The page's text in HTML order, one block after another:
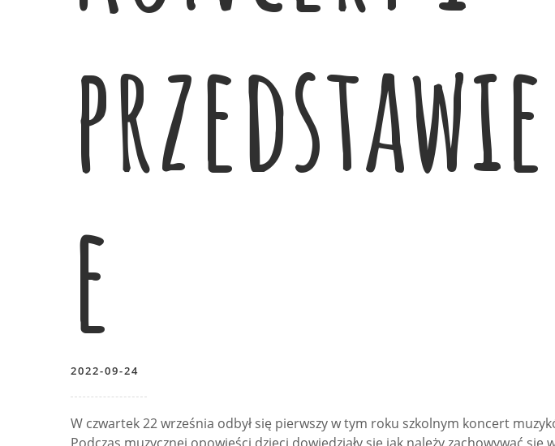
e
2022-09-24
W czwartek 22 września odbył się pierwszy w tym roku szkolnym koncert